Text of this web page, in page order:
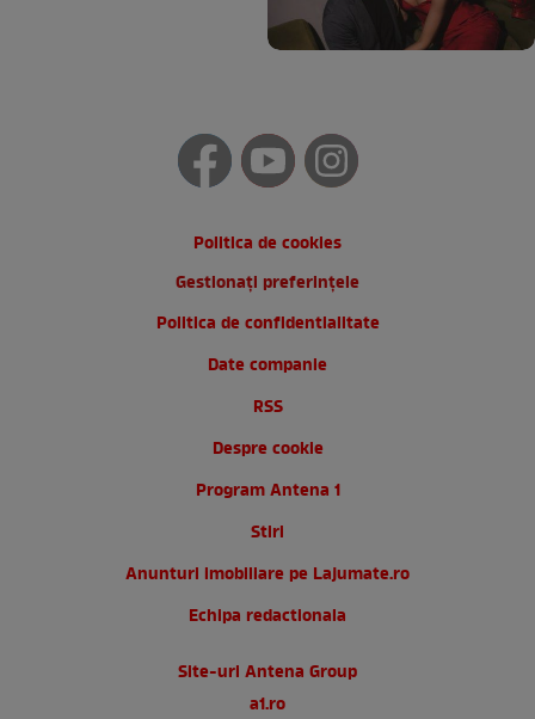
Politica de cookies
Gestionați preferințele
Politica de confidentialitate
Date companie
RSS
Despre cookie
Program Antena 1
Stiri
Anunturi imobiliare pe Lajumate.ro
Echipa redactionala
Site-uri Antena Group
a1.ro